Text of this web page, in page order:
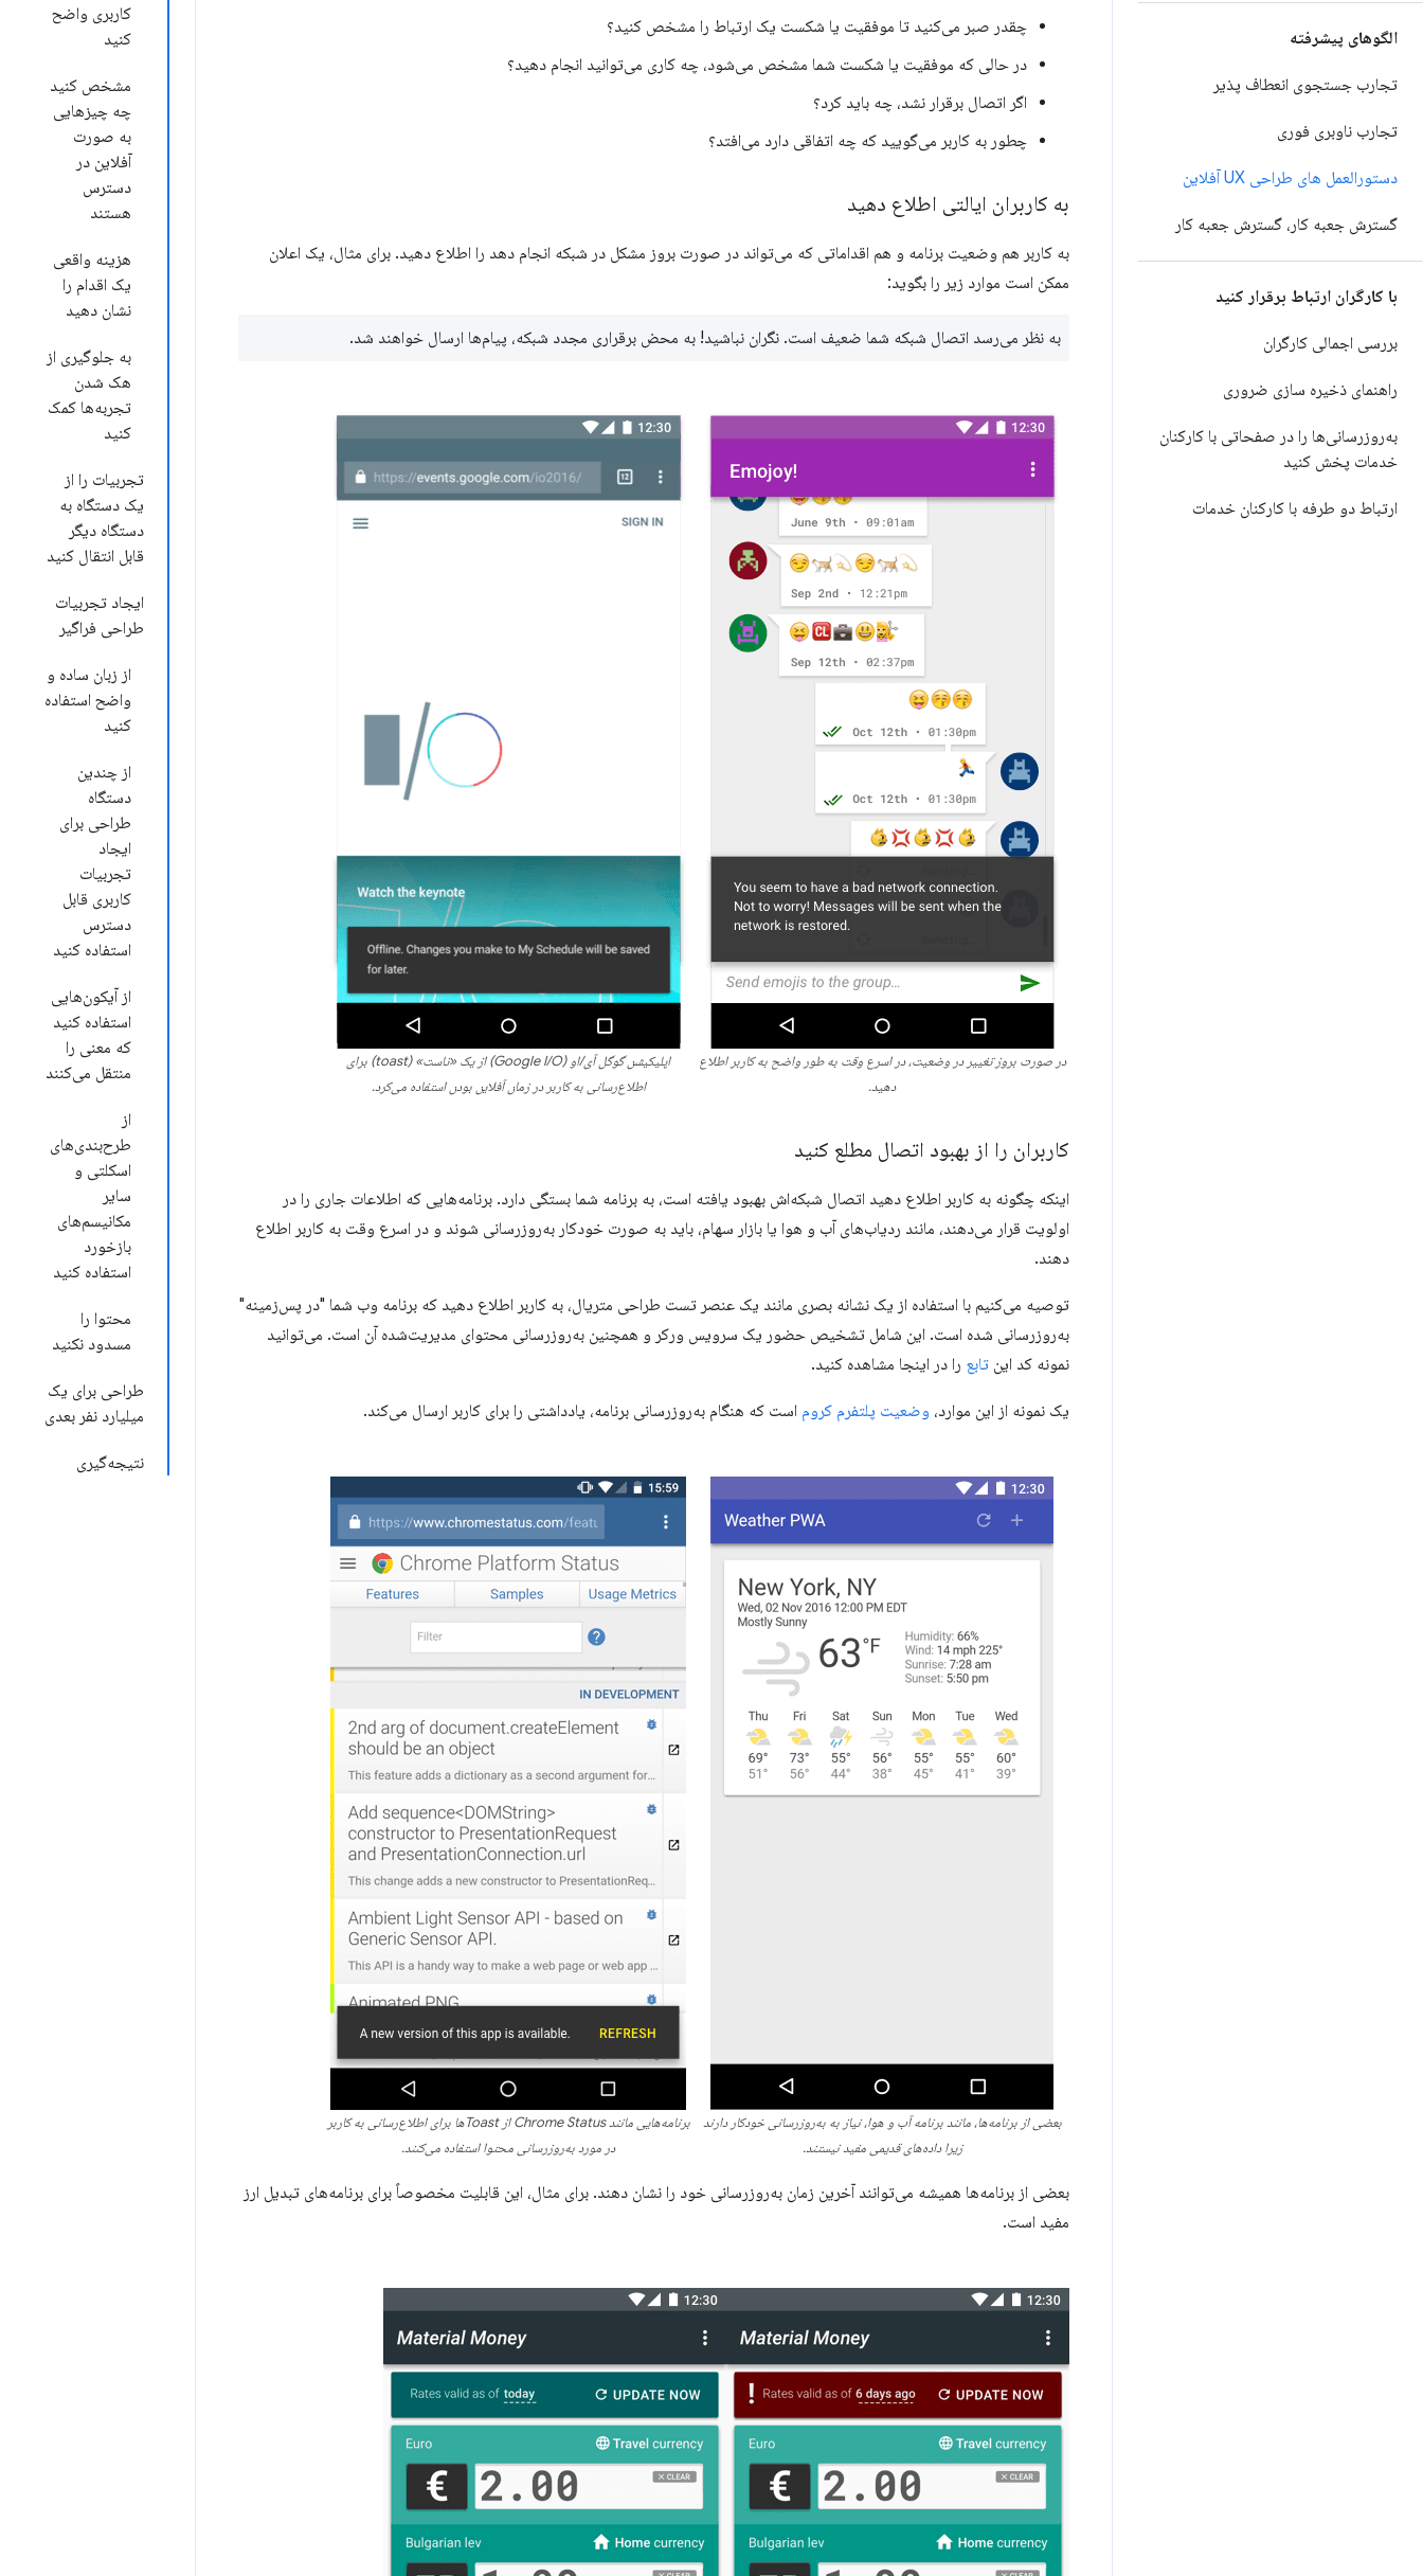
الگوهای پیشرفته
تجارب جستجوی انعطاف پذیر
تجارب ناوبری فوری
دستورالعمل های طراحی UX آفلاین
گسترش جعبه کار، گسترش جعبه کار
با کارگران ارتباط برقرار کنید
بررسی اجمالی کارگران
راهنمای ذخیره سازی ضروری
به‌روزرسانی‌ها را در صفحاتی با کارکنان
خدمات پخش کنید
ارتباط دو طرفه با کارکنان خدمات
کاربری واضح
کنید
مشخص کنید
چه چیزهایی
به صورت
آفلاین در
دسترس
هستند
هزینه واقعی
یک اقدام را
نشان دهید
به جلوگیری از
هک شدن
تجربه‌ها کمک
کنید
تجربیات را از
یک دستگاه به
دستگاه دیگر
قابل انتقال کنید
ایجاد تجربیات
طراحی فراگیر
از زبان ساده و
واضح استفاده
کنید
از چندین
دستگاه
طراحی برای
ایجاد
تجربیات
کاربری قابل
دسترس
استفاده کنید
از آیکون‌هایی
استفاده کنید
که معنی را
منتقل می‌کنند
از
طرح‌بندی‌های
اسکلتی و
سایر
مکانیسم‌های
بازخورد
استفاده کنید
محتوا را
مسدود نکنید
طراحی برای یک
میلیارد نفر بعدی
نتیجه‌گیری
چقدر صبر می‌کنید تا موفقیت یا شکست یک ارتباط را مشخص کنید؟
در حالی که موفقیت یا شکست شما مشخص می‌شود، چه کاری می‌توانید انجام دهید؟
اگر اتصال برقرار نشد، چه باید کرد؟
چطور به کاربر می‌گویید که چه اتفاقی دارد می‌افتد؟
به کاربران ایالتی اطلاع دهید
به کاربر هم وضعیت برنامه و هم اقداماتی که می‌تواند در صورت بروز مشکل در شبکه انجام دهد را اطلاع دهید. برای مثال، یک اعلان
ممکن است موارد زیر را بگوید:
به نظر می‌رسد اتصال شبکه شما ضعیف است. نگران نباشید! به محض برقراری مجدد شبکه، پیام‌ها ارسال خواهند شد.
در صورت بروز تغییر در وضعیت، در اسرع وقت به طور واضح به کاربر اطلاع
دهید.
اپلیکیشن گوگل آی/او (Google I/O) از یک «تاست» (toast) برای
اطلاع‌رسانی به کاربر در زمان آفلاین بودن استفاده می‌کرد.
کاربران را از بهبود اتصال مطلع کنید
اینکه چگونه به کاربر اطلاع دهید اتصال شبکه‌اش بهبود یافته است، به برنامه شما بستگی دارد. برنامه‌هایی که اطلاعات جاری را در
اولویت قرار می‌دهند، مانند ردیاب‌های آب و هوا یا بازار سهام، باید به صورت خودکار به‌روزرسانی شوند و در اسرع وقت به کاربر اطلاع
دهند.
توصیه می‌کنیم با استفاده از یک نشانه بصری مانند یک عنصر تست طراحی متریال، به کاربر اطلاع دهید که برنامه وب شما "در پس‌زمینه"
به‌روزرسانی شده است. این شامل تشخیص حضور یک سرویس ورکر و همچنین به‌روزرسانی محتوای مدیریت‌شده آن است. می‌توانید
نمونه کد این تابع را در اینجا مشاهده کنید.
یک نمونه از این موارد، وضعیت پلتفرم کروم است که هنگام به‌روزرسانی برنامه، یادداشتی را برای کاربر ارسال می‌کند.
بعضی از برنامه‌ها، مانند برنامه آب و هوا، نیاز به به‌روزرسانی خودکار دارند
زیرا داده‌های قدیمی مفید نیستند.
برنامه‌هایی مانند Chrome Status از Toastها برای اطلاع‌رسانی به کاربر
در مورد به‌روزرسانی محتوا استفاده می‌کنند.
بعضی از برنامه‌ها همیشه می‌توانند آخرین زمان به‌روزرسانی خود را نشان دهند. برای مثال، این قابلیت مخصوصاً برای برنامه‌های تبدیل ارز
مفید است.